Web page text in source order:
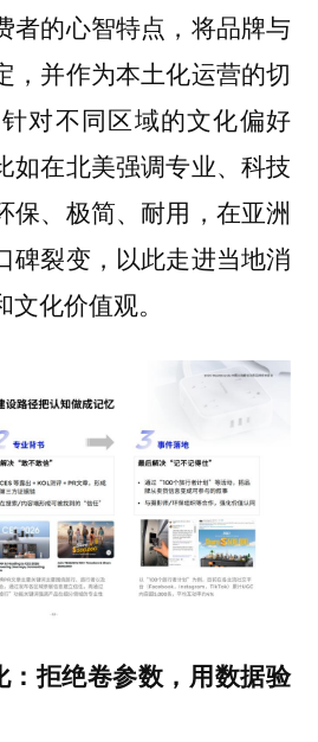
者的心智特点，将品牌与
，并作为本土化运营的切
对不同区域的文化偏好
如在北美强调专业、科技
保、极简、耐用，在亚洲
碑裂变，以此走进当地消
化价值观。
：拒绝卷参数，用数据验